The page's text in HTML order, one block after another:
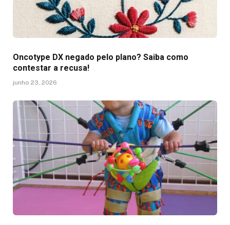
Oncotype DX negado pelo plano? Saiba como
contestar a recusa!
junho 23, 2026